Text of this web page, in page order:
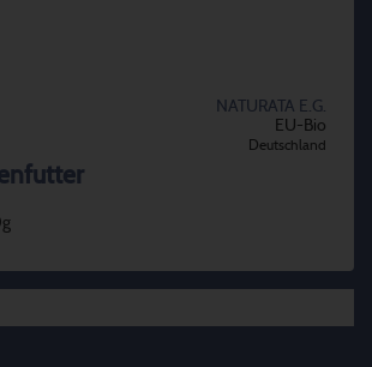
NATURATA E.G.
EU-Bio
Deutschland